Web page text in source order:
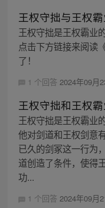
王权守拙与王权
王权守拙是王权霸业
点击下方链接来阅读
了！
1 个回答 2024年09月
王权守拙和王权
王权守拙是王权霸业
他对剑道和王权剑意
已久的剑冢这一行为
道创造了条件，使得
功...
1 个回答 2024年09月